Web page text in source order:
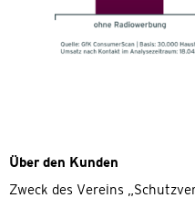
Über den Kunden
Zweck des Vereins